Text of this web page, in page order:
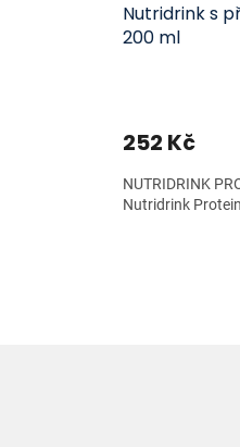
Nutridrink s
200 ml
252 Kč
NUTRIDRINK
Nutridrink